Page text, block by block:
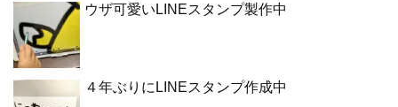
ウザ可愛いLINEスタンプ製作中
４年ぶりにLINEスタンプ作成中